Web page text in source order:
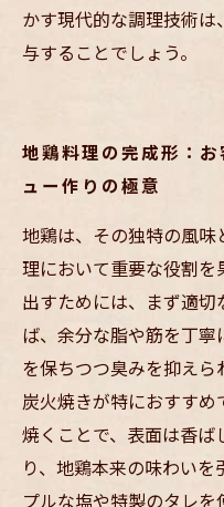
かす現代的な調理技術
与することでしょう。
地鶏料理の完成形：
ュー作りの極意
地鶏は、その独特の風
理において重要な役割を
出すためには、まず適
ば、余分な脂や筋を丁
を保ちつつ臭みを抑え
炭火焼きが特におすすめ
焼くことで、表面は香ば
り、地鶏本来の味わい
プルな塩や特製のタレ